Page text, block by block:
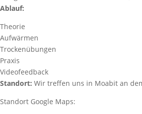
Ablauf:
Theorie
Aufwärmen
Trockenübungen
Praxis
Videofeedback
Standort: Wir treffen uns in Moabit an
Standort Google Maps: